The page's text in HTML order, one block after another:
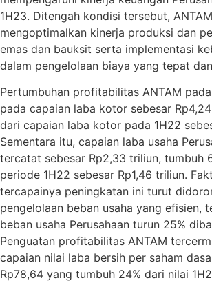
1H23. Ditengah kondisi tersebut,
mengoptimalkan kinerja produksi dan
emas dan bauksit serta implementasi
dalam pengelolaan biaya yang tepat
Pertumbuhan profitabilitas ANTAM
pada capaian laba kotor sebesar
dari capaian laba kotor pada 1H22
Sementara itu, capaian laba usaha
tercatat sebesar Rp2,33 triliun, tumbuh
periode 1H22 sebesar Rp1,46 triliun.
tercapainya peningkatan ini turut
pengelolaan beban usaha yang efisien,
beban usaha Perusahaan turun 25%
Penguatan profitabilitas ANTAM
capaian nilai laba bersih per saham
Rp78,64 yang tumbuh 24% dari nilai